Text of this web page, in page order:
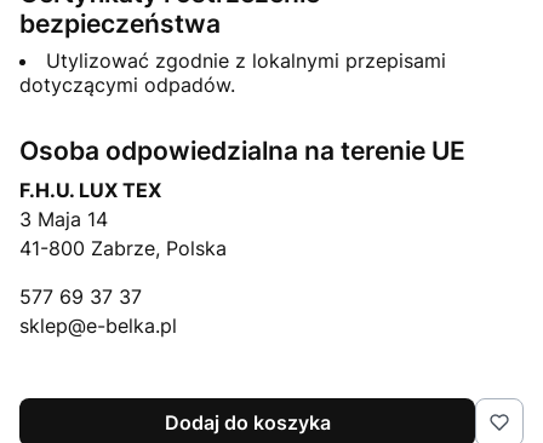
bezpieczeństwa
Utylizować zgodnie z lokalnymi przepisami
dotyczącymi odpadów.
Osoba odpowiedzialna na terenie UE
F.H.U. LUX TEX
3 Maja 14
41-800 Zabrze, Polska
577 69 37 37
sklep@e-belka.pl
Dodaj do koszyka